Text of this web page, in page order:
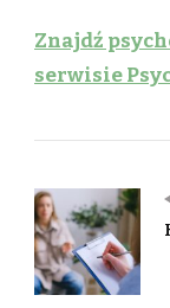
Znajdź
serwisie